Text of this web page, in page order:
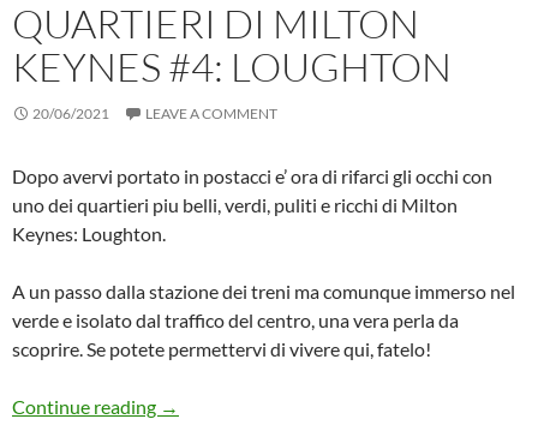
QUARTIERI DI MILTON
KEYNES #4: LOUGHTON
20/06/2021 LEAVE A COMMENT
Dopo avervi portato in postacci e’ ora di rifarci gli occhi con
uno dei quartieri piu belli, verdi, puliti e ricchi di Milton
Keynes: Loughton.
A un passo dalla stazione dei treni ma comunque immerso nel
verde e isolato dal traffico del centro, una vera perla da
scoprire. Se potete permettervi di vivere qui, fatelo!
Continue reading Quartieri di Milton Keynes #4: Loughton
→